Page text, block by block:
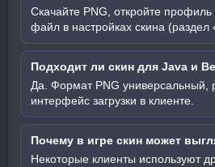
Скачайте PNG, откройте профиль
файл в настройках скина (раздел
Подходит ли скин для Java и
Да. Формат PNG универсальный,
интерфейс загрузки в клиенте.
Почему в игре скин может
Некоторые клиенты используют